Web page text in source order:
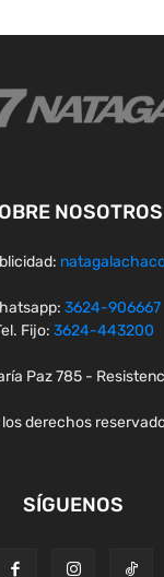
NOSOTROS
3624-906667
Fijo: 3624-443200
Paz 785 -
los derechos
SÍGUENOS